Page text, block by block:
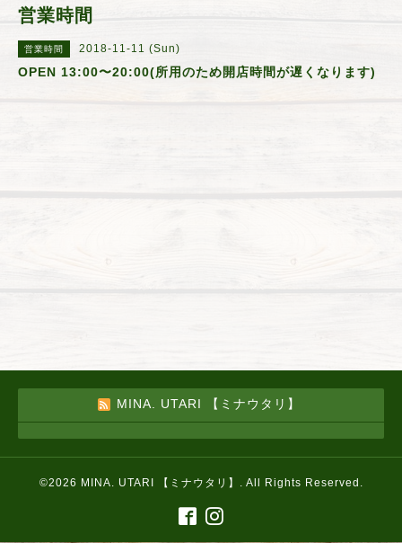
営業時間
営業時間 2018-11-11 (Sun)
OPEN 13:00〜20:00(所用のため開店時間が遅くなります)
MINA. UTARI 【ミナウタリ】
©2026 MINA. UTARI 【ミナウタリ】 . All Rights Reserved.